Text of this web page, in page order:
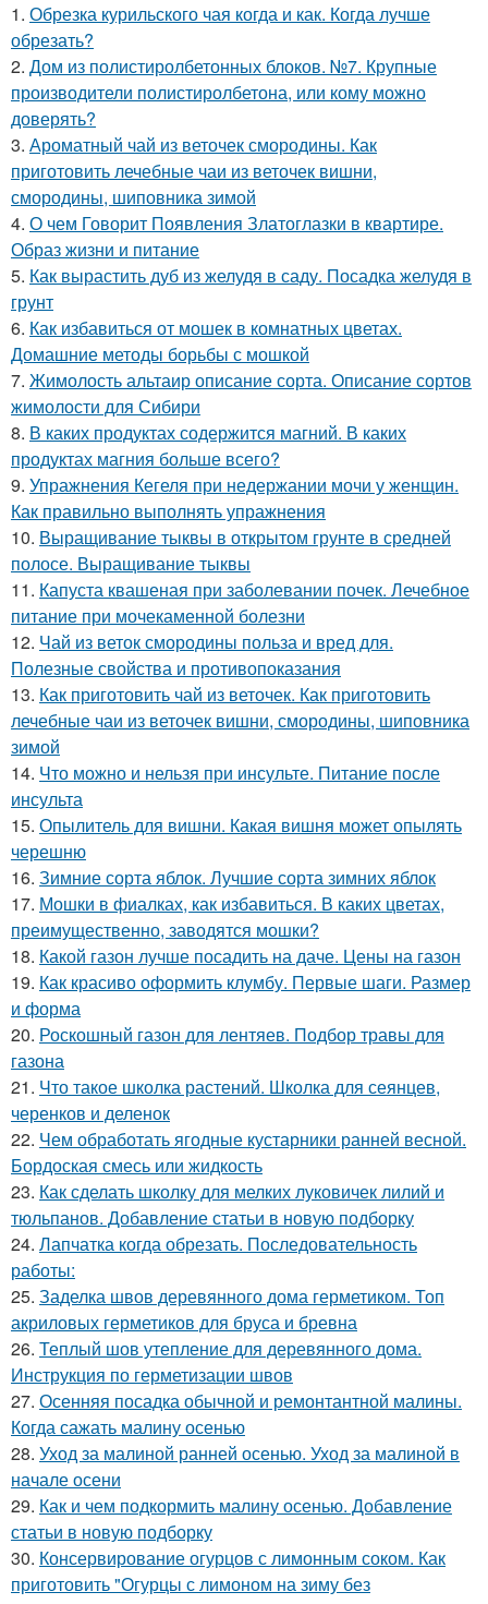
1. Обрезка курильского чая когда и как. Когда лучше
обрезать?
2. Дом из полистиролбетонных блоков. №7. Крупные
производители полистиролбетона, или кому можно
доверять?
3. Ароматный чай из веточек смородины. Как
приготовить лечебные чаи из веточек вишни,
смородины, шиповника зимой
4. О чем Говорит Появления Златоглазки в квартире.
Образ жизни и питание
5. Как вырастить дуб из желудя в саду. Посадка желудя в
грунт
6. Как избавиться от мошек в комнатных цветах.
Домашние методы борьбы с мошкой
7. Жимолость альтаир описание сорта. Описание сортов
жимолости для Сибири
8. В каких продуктах содержится магний. В каких
продуктах магния больше всего?
9. Упражнения Кегеля при недержании мочи у женщин.
Как правильно выполнять упражнения
10. Выращивание тыквы в открытом грунте в средней
полосе. Выращивание тыквы
11. Капуста квашеная при заболевании почек. Лечебное
питание при мочекаменной болезни
12. Чай из веток смородины польза и вред для.
Полезные свойства и противопоказания
13. Как приготовить чай из веточек. Как приготовить
лечебные чаи из веточек вишни, смородины, шиповника
зимой
14. Что можно и нельзя при инсульте. Питание после
инсульта
15. Опылитель для вишни. Какая вишня может опылять
черешню
16. Зимние сорта яблок. Лучшие сорта зимних яблок
17. Мошки в фиалках, как избавиться. В каких цветах,
преимущественно, заводятся мошки?
18. Какой газон лучше посадить на даче. Цены на газон
19. Как красиво оформить клумбу. Первые шаги. Размер
и форма
20. Роскошный газон для лентяев. Подбор травы для
газона
21. Что такое школка растений. Школка для сеянцев,
черенков и деленок
22. Чем обработать ягодные кустарники ранней весной.
Бордоская смесь или жидкость
23. Как сделать школку для мелких луковичек лилий и
тюльпанов. Добавление статьи в новую подборку
24. Лапчатка когда обрезать. Последовательность
работы:
25. Заделка швов деревянного дома герметиком. Топ
акриловых герметиков для бруса и бревна
26. Теплый шов утепление для деревянного дома.
Инструкция по герметизации швов
27. Осенняя посадка обычной и ремонтантной малины.
Когда сажать малину осенью
28. Уход за малиной ранней осенью. Уход за малиной в
начале осени
29. Как и чем подкормить малину осенью. Добавление
статьи в новую подборку
30. Консервирование огурцов с лимонным соком. Как
приготовить "Огурцы с лимоном на зиму без